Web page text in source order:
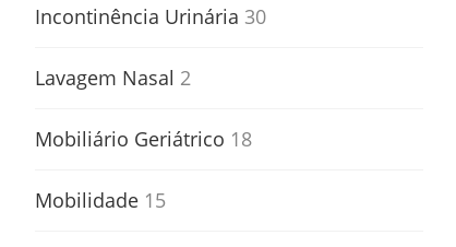
Incontinência Urinária 30
Lavagem Nasal 2
Mobiliário Geriátrico 18
Mobilidade 15